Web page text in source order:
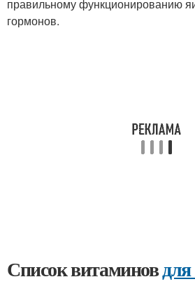
правильному функционированию
гормонов.
Список витаминов